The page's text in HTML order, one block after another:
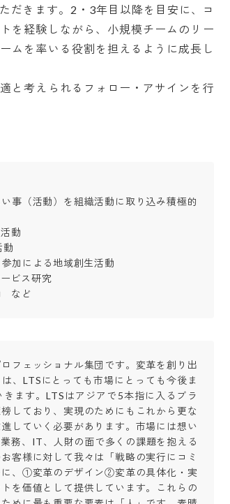
だきます。2・3年目以降を目安に、コ
を経験しながら、小規模チームのリー
ムを率いる役割を担えるように成長し
と考えられるフォロー・アサインを行
事（活動）を組織活動に取り込み積極的
動
動
加による地域創生活動
ビス研究
など
ロフェッショナル集団です。変革を創り出
、LTSにとっても市場にとっても今後ま
ます。LTSはアジアで5本指に入るブラ
しており、実現のためにもこれから更な
していく必要があります。市場には想い
務、IT、人財の面で多くの課題を抱える
客様に対して我々は「戦略の実行にコミ
に、①変革のデザイン②変革の具体化・実
を価値として提供しています。これらの